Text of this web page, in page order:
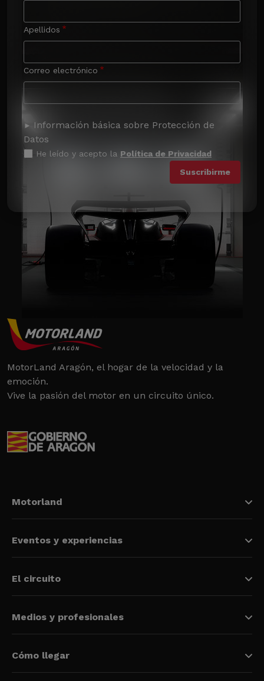
Apellidos
Correo electrónico
Información básica sobre Protección de
Datos
He leído y acepto la Política de Privacidad
MotorLand Aragón, el hogar de la velocidad y la
emoción.
Vive la pasión del motor en un circuito único.
Motorland
Eventos y experiencias
El circuito
Medios y profesionales
Cómo llegar